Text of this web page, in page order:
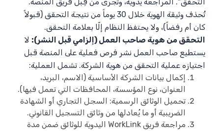
تُحذف وثيقة الهوية خلال 30 يوماً من نتيجة التحقق (قبولاً
كان أم رفضاً)، ولا يحتفظ النظام إلّا بعلامة التحقق.
التحقق من هوية صاحب العمل (إلزامي قبل النشر): لا
يستطيع صاحب العمل نشر فرص فعلية على المنصة قبل
اجتيازه عملية التحقق من هوية الشركة. تشمل العملية:
إكمال بيانات الشركة الأساسية (الاسم، البريد،
العنوان، نوع المؤسسة، المحافظات التي تعمل فيها).
تحميل الوثائق الرسمية: السجل التجاري أو الشهادة
الضريبية أو ما يُعادلها من وثائق التسجيل القانوني.
مراجعة فريق WorkLink اليدوية للوثائق ضمن مدة